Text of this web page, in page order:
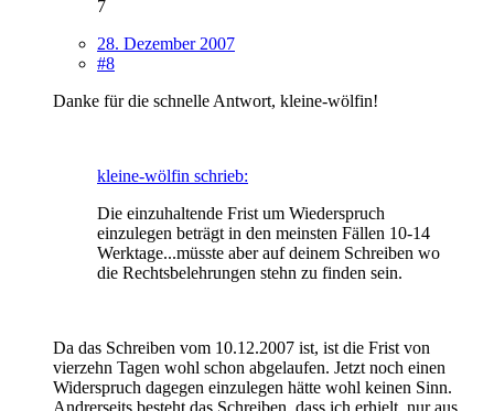
7
28. Dezember 2007
#8
Danke für die schnelle Antwort, kleine-wölfin!
kleine-wölfin schrieb:
Die einzuhaltende Frist um Wiederspruch
einzulegen beträgt in den meinsten Fällen 10-14
Werktage...müsste aber auf deinem Schreiben wo
die Rechtsbelehrungen stehn zu finden sein.
Da das Schreiben vom 10.12.2007 ist, ist die Frist von
vierzehn Tagen wohl schon abgelaufen. Jetzt noch einen
Widerspruch dagegen einzulegen hätte wohl keinen Sinn.
Andrerseits besteht das Schreiben, dass ich erhielt, nur aus